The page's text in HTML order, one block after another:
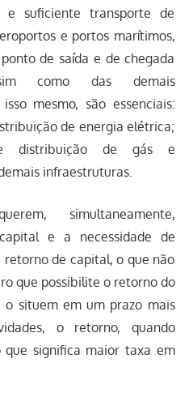
suficiente transporte de
e portos marítimos,
de saída e de chegada
como das demais
mesmo, são essenciais:
de energia elétrica;
distribuição de gás e
infraestruturas.
simultaneamente,
e a necessidade de
de capital, o que não
que possibilite o retorno do
situem em um prazo mais
o retorno, quando
que significa maior taxa em